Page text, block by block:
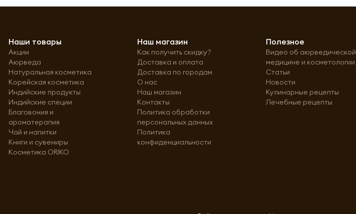
Наши товары
Акции
Аюрведа
Натуральная косметика
Корейская косметика
Индийские продукты
Индийские специи
Благовония и
ароматерапия
Чай и напитки
Книги и сувениры
Косметика ORIKO
Наш магазин
Как получить скидку?
Доставка и оплата
Доставка по городам
О нас
Наш магазин
Контакты
Политика обработки
персональных данных
Политика
конфиденциальности
Полезное
Видео об аюрведической
медицине и косметологии
Статьи
Новости
Кулинарные рецепты
Лечебные рецепты